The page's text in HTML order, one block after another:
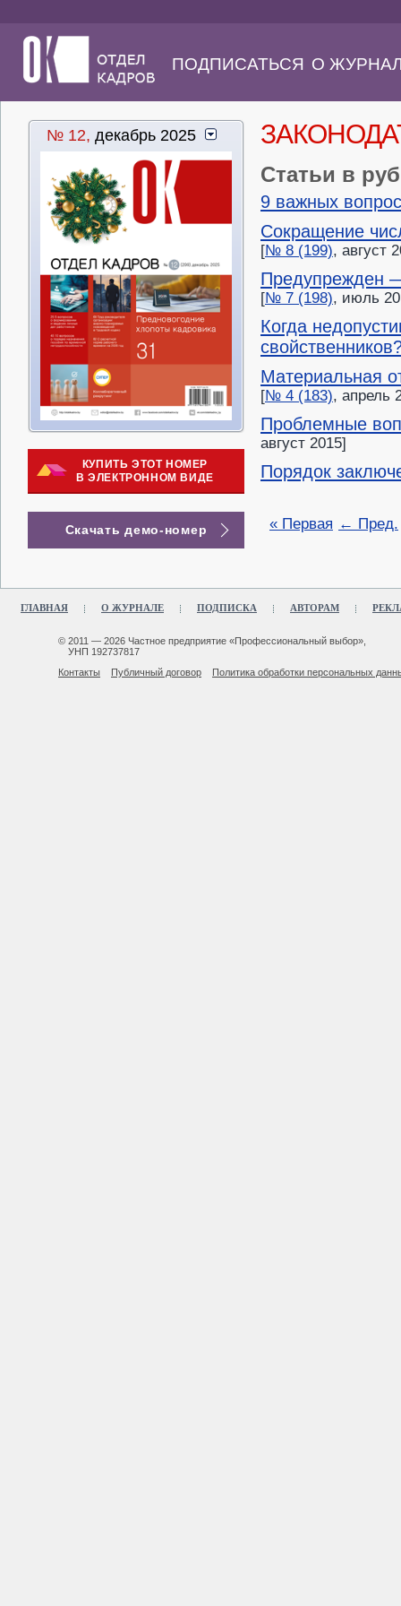
ПОДПИСАТЬСЯ О
№ 12, декабрь 2025
КУПИТЬ ЭТОТ НОМЕР
В ЭЛЕКТРОННОМ ВИДЕ
Скачать демо-номер
Статьи в
9 важных
Сокращение
[№ 8 (199), август
Предупрежден
[№ 7 (198), июль
Когда
Материальная
[№ 4 (183), апрель
Проблемные
август 2015]
Порядок
« Первая ← Пред.
ГЛАВНАЯ О ЖУРНАЛЕ ПОДПИСКА АВТОРАМ
© 2011 — 2026 Частное предприятие «Профессиональный выбор»,
УНП 192737817
Контакты
Публичный договор Политика обработки персональных